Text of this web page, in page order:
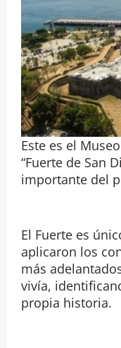
Este es el
“Fuerte de San
importante del
El Fuerte es
aplicaron los
más
vivía,
propia historia.